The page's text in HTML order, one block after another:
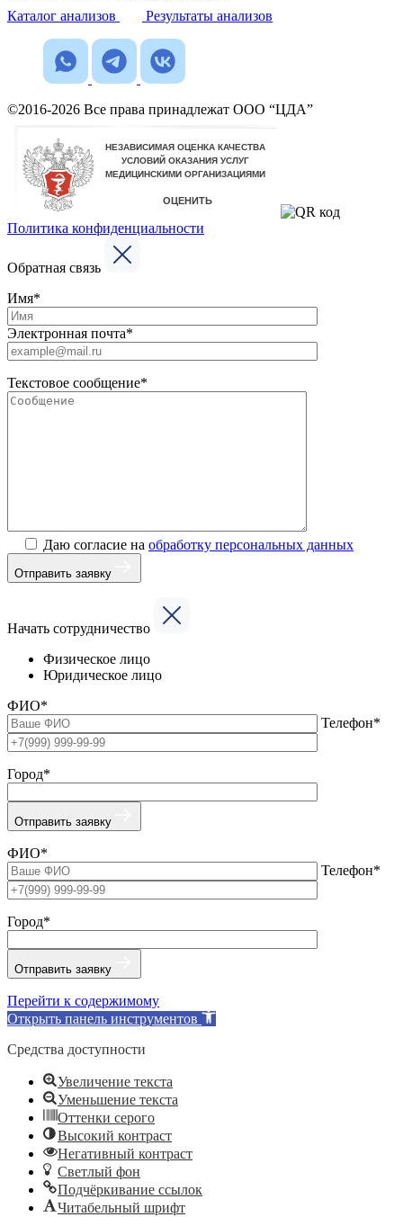
Каталог анализов
Результаты анализов
©2016-2026 Все права принадлежат ООО “ЦДА”
Политика конфиденциальности
Обратная связь
Имя*
Электронная почта*
Текстовое сообщение*
Даю согласие на обработку персональных данных
Отправить заявку
Начать сотрудничество
Физическое лицо
Юридическое лицо
ФИО*
Телефон*
Город*
Отправить заявку
ФИО*
Телефон*
Город*
Отправить заявку
Перейти к содержимому
Открыть панель инструментов
Средства доступности
Увеличение текста
Уменьшение текста
Оттенки серого
Высокий контраст
Негативный контраст
Светлый фон
Подчёркивание ссылок
Читабельный шрифт